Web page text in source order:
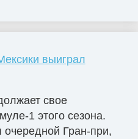
выиграл
свое
1 этого сезона.
Гран-при,